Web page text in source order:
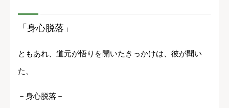
「身心脱落」
ともあれ、道元が悟りを開いたきっかけは、彼が聞い
た、
－身心脱落－